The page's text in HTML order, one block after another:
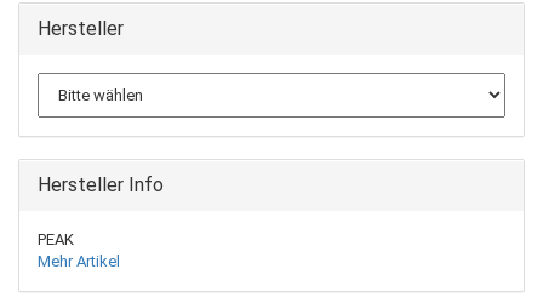
Hersteller
Hersteller Info
PEAK
Mehr Artikel